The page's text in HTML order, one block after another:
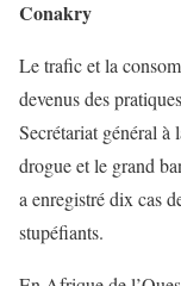
Conakry
Le trafic et la
devenus des
Secrétariat général à
drogue et le grand
a enregistré dix cas
stupéfiants.